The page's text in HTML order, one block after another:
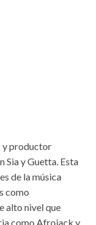
y productor
Sia y Guetta. Esta
de la música
como
alto nivel que
como Afrojack y